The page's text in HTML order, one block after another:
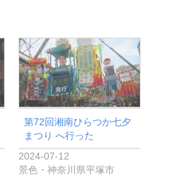
第72回湘南ひらつか七夕
まつり へ行った
2024-07-12
景色・神奈川県平塚市